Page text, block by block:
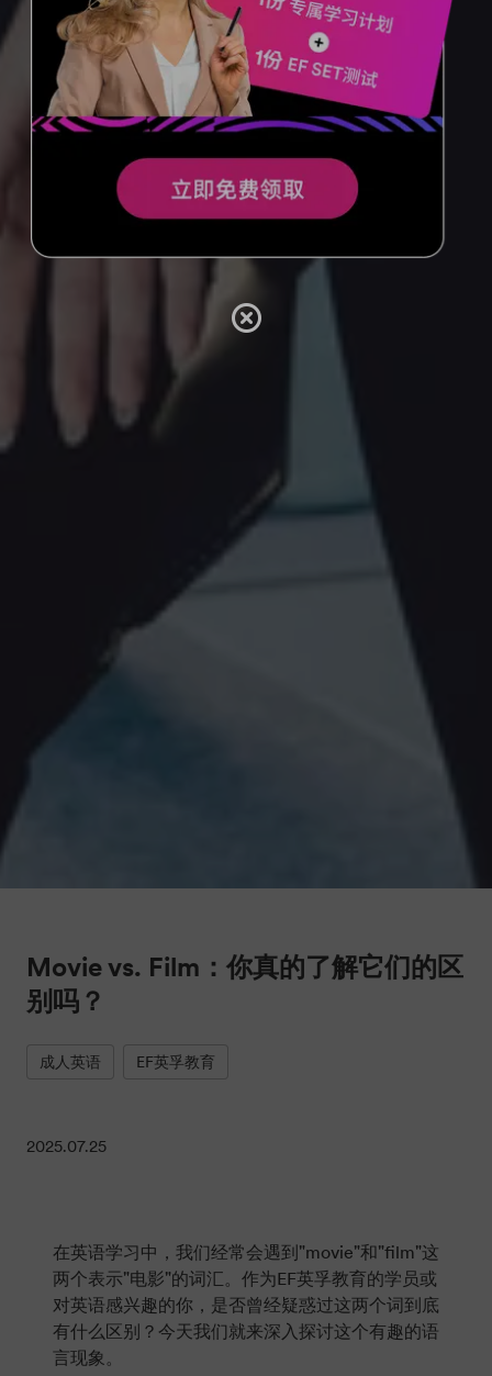
Movie vs. Film：你真的了解它们的区
别吗？
成人英语 EF英孚教育
2025.07.25
在英语学习中，我们经常会遇到"movie"和"film"这
两个表示"电影"的词汇。作为EF英孚教育的学员或
对英语感兴趣的你，是否曾经疑惑过这两个词到底
有什么区别？今天我们就来深入探讨这个有趣的语
言现象。